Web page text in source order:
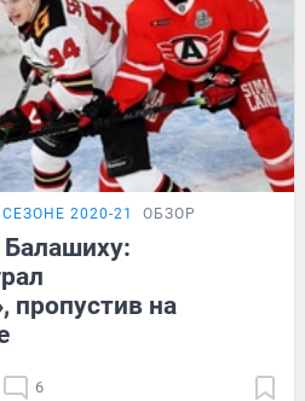
2020-21 ОБЗОР
Балашиху:
пропустив на
6